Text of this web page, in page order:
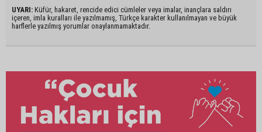
UYARI: Küfür, hakaret, rencide edici cümleler veya imalar, inançlara saldırı
içeren, imla kuralları ile yazılmamış, Türkçe karakter kullanılmayan ve büyük
harflerle yazılmış yorumlar onaylanmamaktadır.